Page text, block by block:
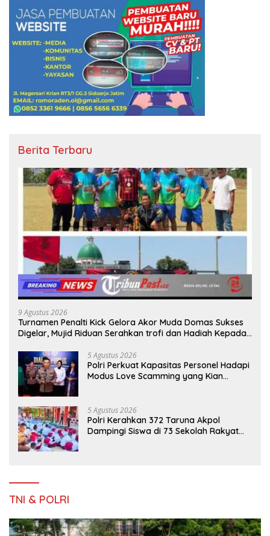
Berita Terbaru
9 Agustus 2026
Turnamen Penalti Kick Gelora Akor Muda Domas Sukses
Digelar, Mujid Riduan Serahkan trofi dan Hadiah Kepada
5 Agustus 2026
Polri Perkuat Kapasitas Personel Hadapi
Modus Love Scamming yang Kian
5 Agustus 2026
Polri Kerahkan 372 Taruna Akpol
Dampingi Siswa di 73 Sekolah Rakyat
TNI & POLRI